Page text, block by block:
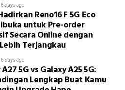
6 days ago
Reno16 F 5G Eco
untuk Pre-order
Secara Online dengan
Terjangkau
6 days ago
5G vs Galaxy A25 5G:
Lengkap Buat Kamu